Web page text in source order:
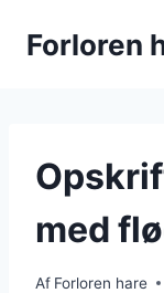
Forloren
med
Af Forloren hare